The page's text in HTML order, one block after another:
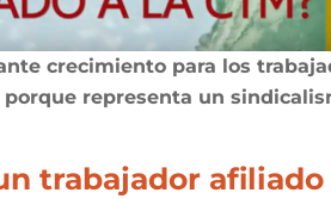
crecimiento para los
representa un
trabajador afiliado